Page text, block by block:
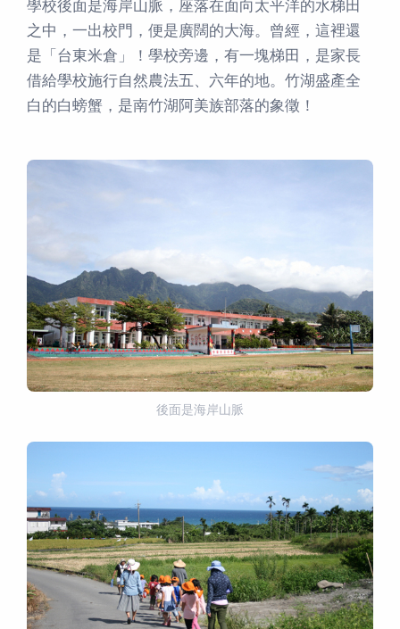
學校後面是海岸山脈，座落在面向太平洋的水梯田
之中，一出校門，便是廣闊的大海。曾經，這裡還
是「台東米倉」！學校旁邊，有一塊梯田，是家長
借給學校施行自然農法五、六年的地。竹湖盛產全
白的白螃蟹，是南竹湖阿美族部落的象徵！
後面是海岸山脈